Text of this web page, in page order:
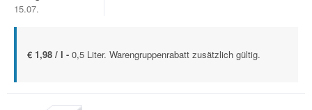
15.07.
€ 1,98 / l - 0,5 Liter. Warengruppenrabatt zusätzlich gültig.